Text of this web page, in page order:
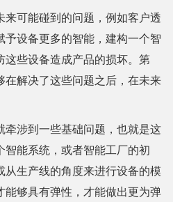
来可能碰到的问题，例如客户透
设备更多的智能，建构一个智
些设备造成产品的损坏。第
在解决了这些问题之后，在未来
牵涉到一些基础问题，也就是这
能系统，或者智能工厂的初
生产线的角度来进行设备的模
能够具有弹性，才能做出更为弹